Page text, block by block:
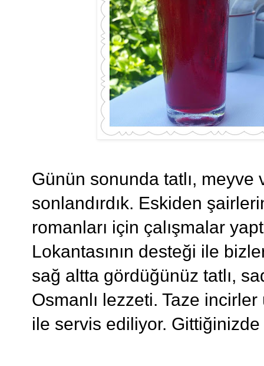
Günün sonunda tatlı,
sonlandırdık. Eskiden
romanları için çalışmalar
Lokantasının desteği ile
sağ altta gördüğünüz tatlı,
Osmanlı lezzeti. Taze
ile servis ediliyor.